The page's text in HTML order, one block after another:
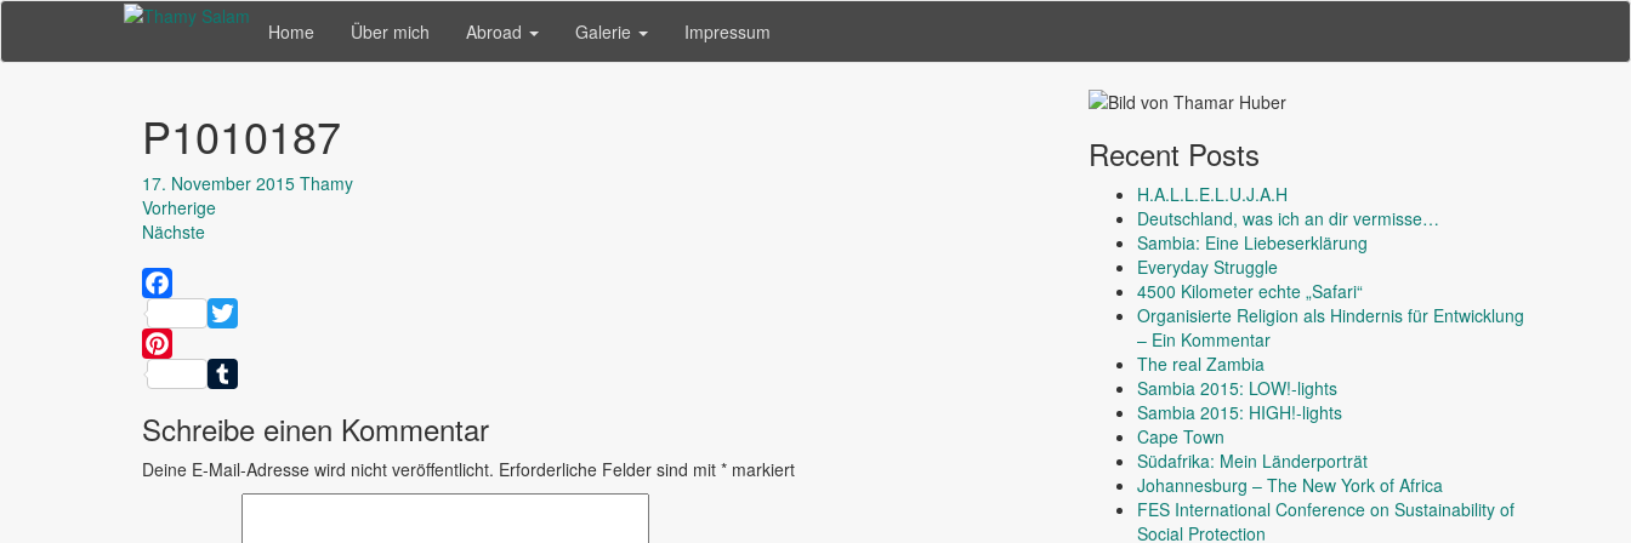
Home Über mich Abroad Galerie Impressum
P1010187
17. November 2015 Thamy
Vorherige
Nächste
Facebook
Twitter
Pinterest
Schreibe einen Kommentar
Deine E-Mail-Adresse wird nicht veröffentlicht. Erforderliche Felder sind mit * markiert
Recent Posts
H.A.L.L.E.L.U.J.A.H
Deutschland, was ich an dir vermisse…
Sambia: Eine Liebeserklärung
Everyday Struggle
4500 Kilometer echte „Safari“
Organisierte Religion als Hindernis für Entwicklung
– Ein Kommentar
The real Zambia
Sambia 2015: LOW!-lights
Sambia 2015: HIGH!-lights
Cape Town
Südafrika: Mein Länderporträt
Johannesburg – The New York of Africa
FES International Conference on Sustainability of
Social Protection